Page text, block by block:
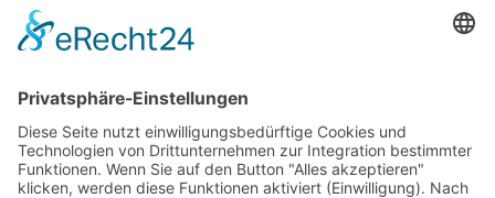
Susanne Steiger
Geschäfte